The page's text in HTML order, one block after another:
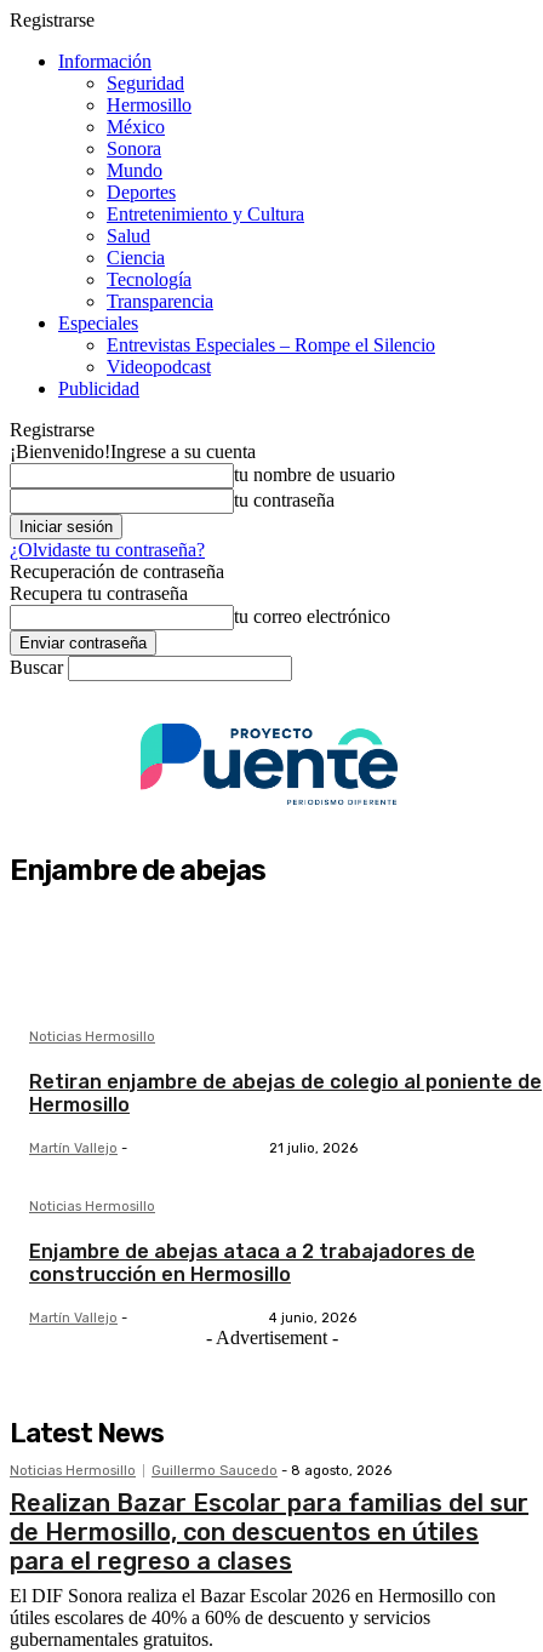
Registrarse
Información
Seguridad
Hermosillo
México
Sonora
Mundo
Deportes
Entretenimiento y Cultura
Salud
Ciencia
Tecnología
Transparencia
Especiales
Entrevistas Especiales – Rompe el Silencio
Videopodcast
Publicidad
Registrarse
¡Bienvenido!Ingrese a su cuenta
tu nombre de usuario
tu contraseña
¿Olvidaste tu contraseña?
Recuperación de contraseña
Recupera tu contraseña
tu correo electrónico
Buscar
Enjambre de abejas
Noticias Hermosillo
Retiran enjambre de abejas de colegio al poniente de
Hermosillo
Martín Vallejo - 21 julio, 2026
Noticias Hermosillo
Enjambre de abejas ataca a 2 trabajadores de
construcción en Hermosillo
Martín Vallejo - 4 junio, 2026
- Advertisement -
Latest News
Noticias Hermosillo Guillermo Saucedo - 8 agosto, 2026
Realizan Bazar Escolar para familias del sur
de Hermosillo, con descuentos en útiles
para el regreso a clases
El DIF Sonora realiza el Bazar Escolar 2026 en Hermosillo con
útiles escolares de 40% a 60% de descuento y servicios
gubernamentales gratuitos.